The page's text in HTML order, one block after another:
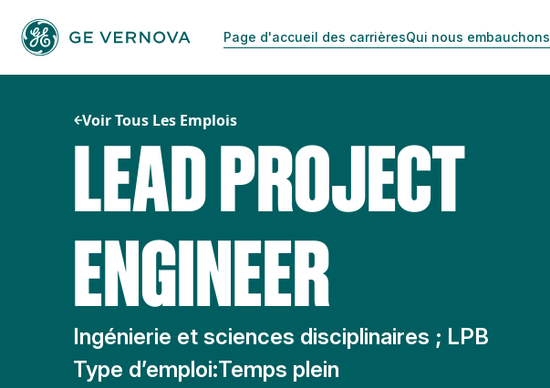
contenu
Page d'accueil des carrièresQui nous embauchons
Voir Tous Les Emplois
LEAD PROJECT
ENGINEER
Ingénierie et sciences disciplinaires ; LPB
Type d’emploi:Temps plein